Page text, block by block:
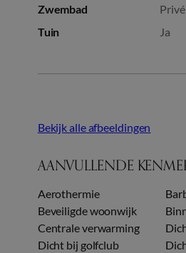
Zwembad
Privé
Tuin
Ja
Bekijk alle afbeeldingen
AANVULLENDE
Aerothermie
Beveiligde woonwijk
Centrale verwarming
Dicht bij golfclub